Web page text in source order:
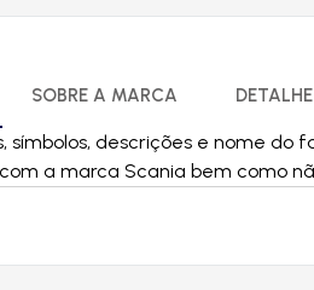
símbolos, descrições e nome do
a marca Scania bem como
SOBRE A MARCA